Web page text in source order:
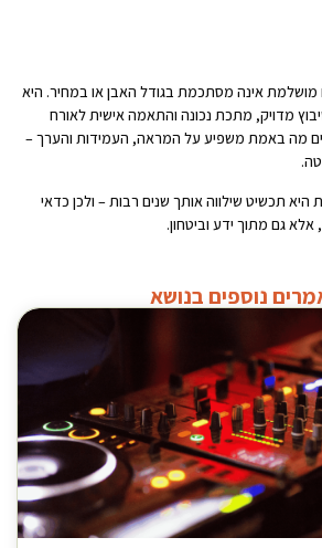
מושלמת אינה מסתכמת בגודל האבן או במחיר. היא
מדויק, מתכת נכונה והתאמה אישית לאורח
מה באמת משפיע על המראה, העמידות והערך –
היא תכשיט שילווה אותך שנים רבות – ולכן כדאי
גם מתוך ידע וביטחון.
נוספים בנושא